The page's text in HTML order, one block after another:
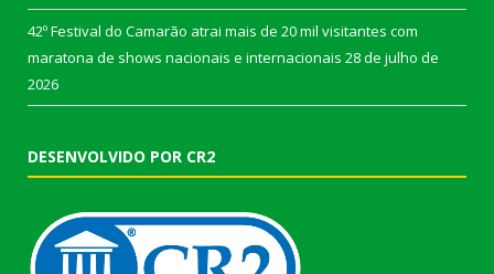
42º Festival do Camarão atrai mais de 20 mil visitantes com
maratona de shows nacionais e internacionais 28 de julho de
2026
DESENVOLVIDO POR CR2